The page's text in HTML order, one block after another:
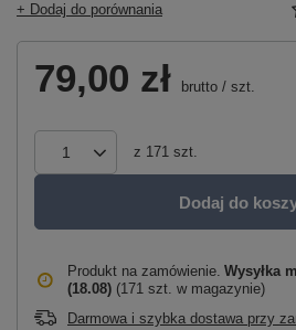
+ Dodaj do porównania
79,00 zł brutto / szt.
z 171 szt.
Dodaj do
Produkt na zamówienie Wysyłka
(18.08) (171 szt. w magazynie)
Darmowa i szybka dostawa przy